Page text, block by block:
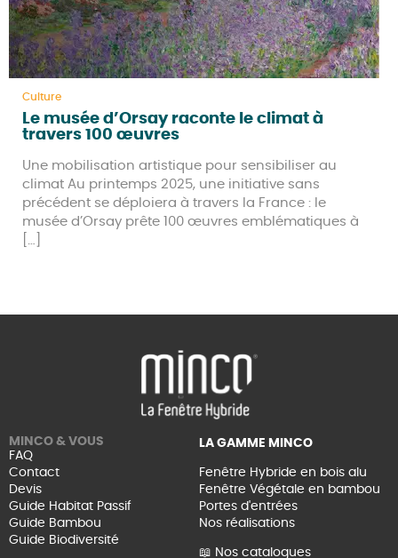
Culture
Le musée d’Orsay raconte le climat à
travers 100 œuvres
Une mobilisation artistique pour sensibiliser au
climat Au printemps 2025, une initiative sans
précédent se déploiera à travers la France : le
musée d’Orsay prête 100 œuvres emblématiques à
[…]
MINCO & VOUS
FAQ
Contact
Devis
Guide Habitat Passif
Guide Bambou
Guide Biodiversité
LA GAMME MINCO
Fenêtre Hybride en bois alu
Fenêtre Végétale en bambou
Portes d'entrées
Nos réalisations
📖 Nos catalogues